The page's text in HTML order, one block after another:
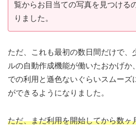
覧からお目当ての写真を見つける
りました。
ただ、これも最初の数日間だけで、
ルの自動作成機能が働いたおかげか
での利用と遜色ないぐらいスムーズ
ができるようになりました。
ただ、まだ利用を開始してから数ヶ